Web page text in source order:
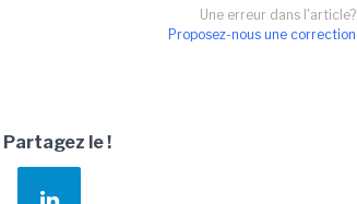
Une erreur dans l'article?
Proposez-nous une correction
Partagez le !